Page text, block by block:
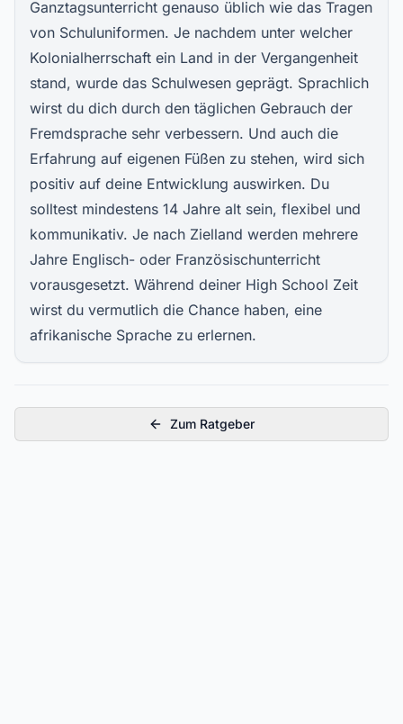
Ganztagsunterricht genauso üblich wie das Tragen
von Schuluniformen. Je nachdem unter welcher
Kolonialherrschaft ein Land in der Vergangenheit
stand, wurde das Schulwesen geprägt. Sprachlich
wirst du dich durch den täglichen Gebrauch der
Fremdsprache sehr verbessern. Und auch die
Erfahrung auf eigenen Füßen zu stehen, wird sich
positiv auf deine Entwicklung auswirken. Du
solltest mindestens 14 Jahre alt sein, flexibel und
kommunikativ. Je nach Zielland werden mehrere
Jahre Englisch- oder Französischunterricht
vorausgesetzt. Während deiner High School Zeit
wirst du vermutlich die Chance haben, eine
afrikanische Sprache zu erlernen.
Zum Ratgeber